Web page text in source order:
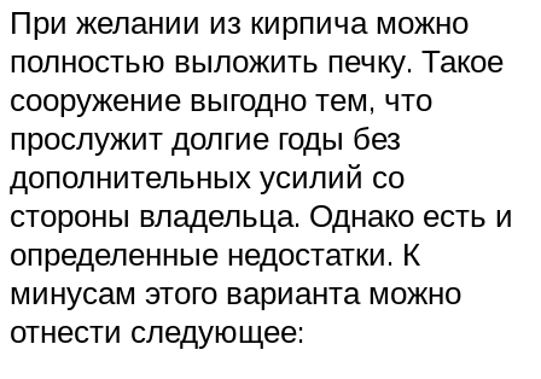
При желании из кирпича можно
полностью выложить печку. Такое
сооружение выгодно тем, что
прослужит долгие годы без
дополнительных усилий со
стороны владельца. Однако есть и
определенные недостатки. К
минусам этого варианта можно
отнести следующее: